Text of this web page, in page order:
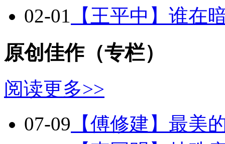
02-01 【王平中】谁在
原创佳作（专栏）
阅读更多>>
07-09 【傅修建】最美